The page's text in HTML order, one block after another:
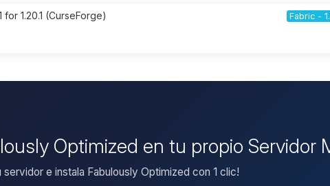
for 1.20.1 (CurseForge) Fabric -
Optimized en tu propio Servidor
servidor e instala Fabulously Optimized con 1 clic!